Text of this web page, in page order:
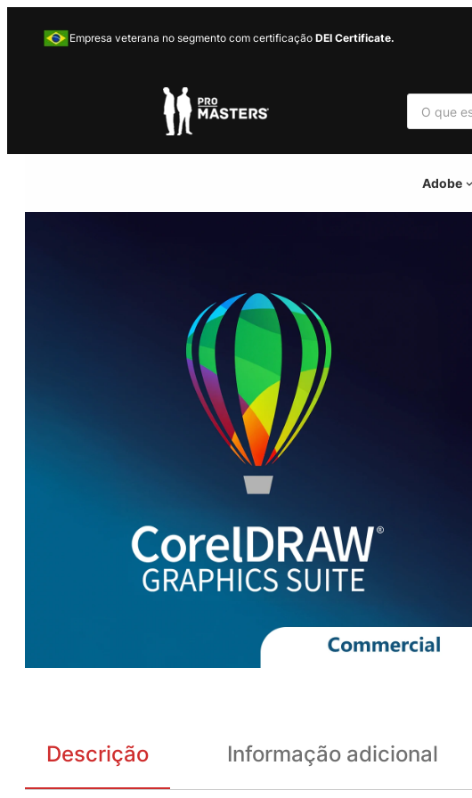
Empresa veterana no segmento com certificação DEI Certificate.
P
s
u
r
Adobe
Descrição Informação adicional